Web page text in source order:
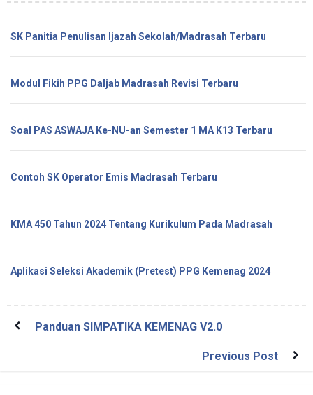
SK Panitia Penulisan Ijazah Sekolah/Madrasah Terbaru
Modul Fikih PPG Daljab Madrasah Revisi Terbaru
Soal PAS ASWAJA Ke-NU-an Semester 1 MA K13 Terbaru
Contoh SK Operator Emis Madrasah Terbaru
KMA 450 Tahun 2024 Tentang Kurikulum Pada Madrasah
Aplikasi Seleksi Akademik (Pretest) PPG Kemenag 2024
Panduan SIMPATIKA KEMENAG V2.0
Previous Post